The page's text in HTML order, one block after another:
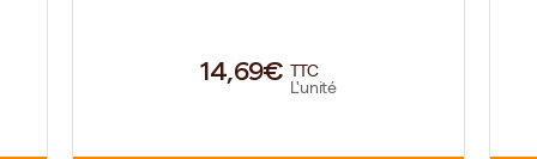
14,69€
TTC
L'unité